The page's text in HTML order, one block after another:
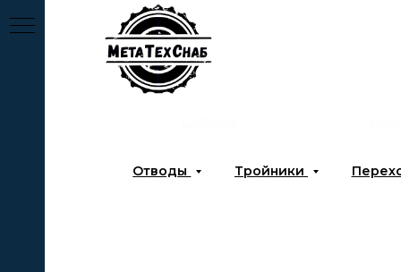
Отводы Тройники